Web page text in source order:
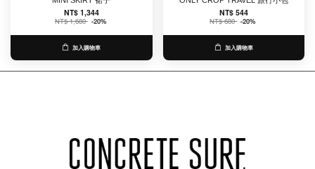
NT$ 1,344
NT$ 1,680 -20%
加入購物車
NT$ 544
NT$ 680 -20%
加入購物車